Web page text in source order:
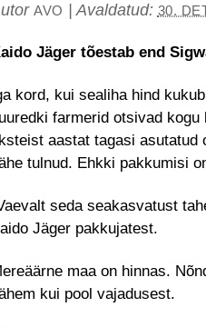
AVO |Avaldatud: 30.
Jäger tõestab end
kord, kui sealiha hind
farmerid otsivad
aastat tagasi asutatud
tulnud. Ehkki pakkumisi
seda seakasvatust
Jäger pakkujatest.
maa on hinnas.
kui pool vajadusest.